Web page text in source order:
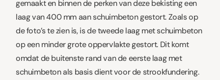
gemaakt en binnen de perken van deze bekisting een
laag van 400 mm aan schuimbeton gestort. Zoals op
de foto’s te zien is, is de tweede laag met schuimbeton
op een minder grote oppervlakte gestort. Dit komt
omdat de buitenste rand van de eerste laag met
schuimbeton als basis dient voor de strookfundering.